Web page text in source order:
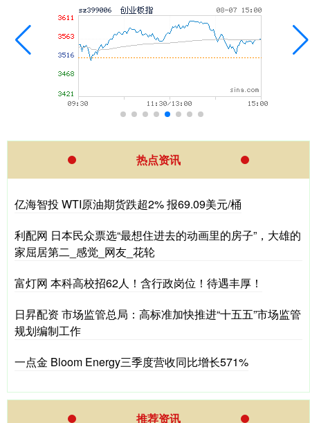
热点资讯
亿海智投 WTI原油期货跌超2% 报69.09美元/桶
利配网 日本民众票选“最想住进去的动画里的房子”，大雄的
家屈居第二_感觉_网友_花轮
富灯网 本科高校招62人！含行政岗位！待遇丰厚！
日昇配资 市场监管总局：高标准加快推进“十五五”市场监管
规划编制工作
一点金 Bloom Energy三季度营收同比增长571%
推荐资讯